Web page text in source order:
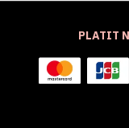
PLATIT